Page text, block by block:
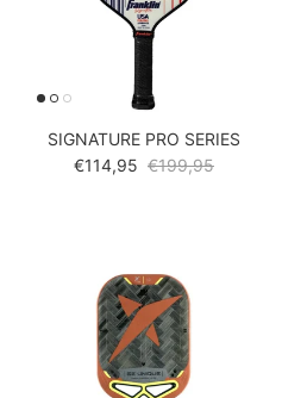
SIGNATURE PRO SERIES
Verkoopprijs
€114,95 Reguliere prijs
€199,95